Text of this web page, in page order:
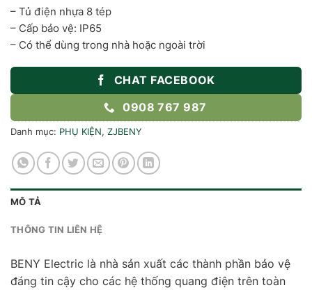
– Tủ điện nhựa 8 tép
– Cấp bảo vệ: IP65
– Có thể dùng trong nhà hoặc ngoài trời
CHAT FACEBOOK
0908 767 987
Danh mục: PHỤ KIỆN, ZJBENY
MÔ TẢ
THÔNG TIN LIÊN HỆ
BENY Electric là nhà sản xuất các thành phần bảo vệ
đáng tin cậy cho các hệ thống quang điện trên toàn